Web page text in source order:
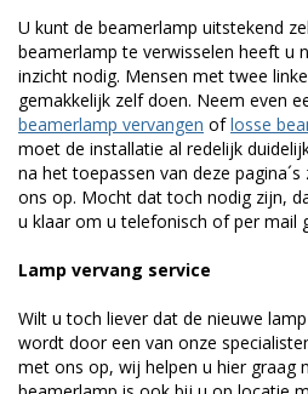
U kunt de beamerlamp uitstekend
beamerlamp te verwisselen heeft u
inzicht nodig. Mensen met twee
gemakkelijk zelf doen. Neem even
beamerlamp vervangen oflosse
moet de installatie al redelijk
na het toepassen van deze
ons op. Mocht dat toch nodig zijn,
u klaar om u telefonisch of per mail
Lamp vervang service
Wilt u toch liever dat de nieuwe
wordt door een van onze
met ons op, wij helpen u hier graag